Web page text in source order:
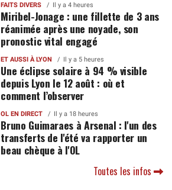
FAITS DIVERS Il y a 4 heures
Miribel-Jonage : une fillette de 3 ans
réanimée après une noyade, son
pronostic vital engagé
ET AUSSI À LYON Il y a 5 heures
Une éclipse solaire à 94 % visible
depuis Lyon le 12 août : où et
comment l’observer
OL EN DIRECT Il y a 18 heures
Bruno Guimaraes à Arsenal : l'un des
transferts de l'été va rapporter un
beau chèque à l'OL
Toutes les infos